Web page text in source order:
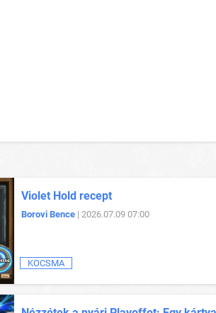
Violet Hold recept
Borovi Bence | 2026.07.09 07:00
KOCSMA